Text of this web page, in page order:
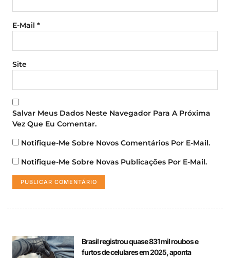
E-Mail *
Site
Salvar Meus Dados Neste Navegador Para A Próxima
Vez Que Eu Comentar.
Notifique-Me Sobre Novos Comentários Por E-Mail.
Notifique-Me Sobre Novas Publicações Por E-Mail.
Brasil registrou quase 831 mil roubos e
furtos de celulares em 2025, aponta